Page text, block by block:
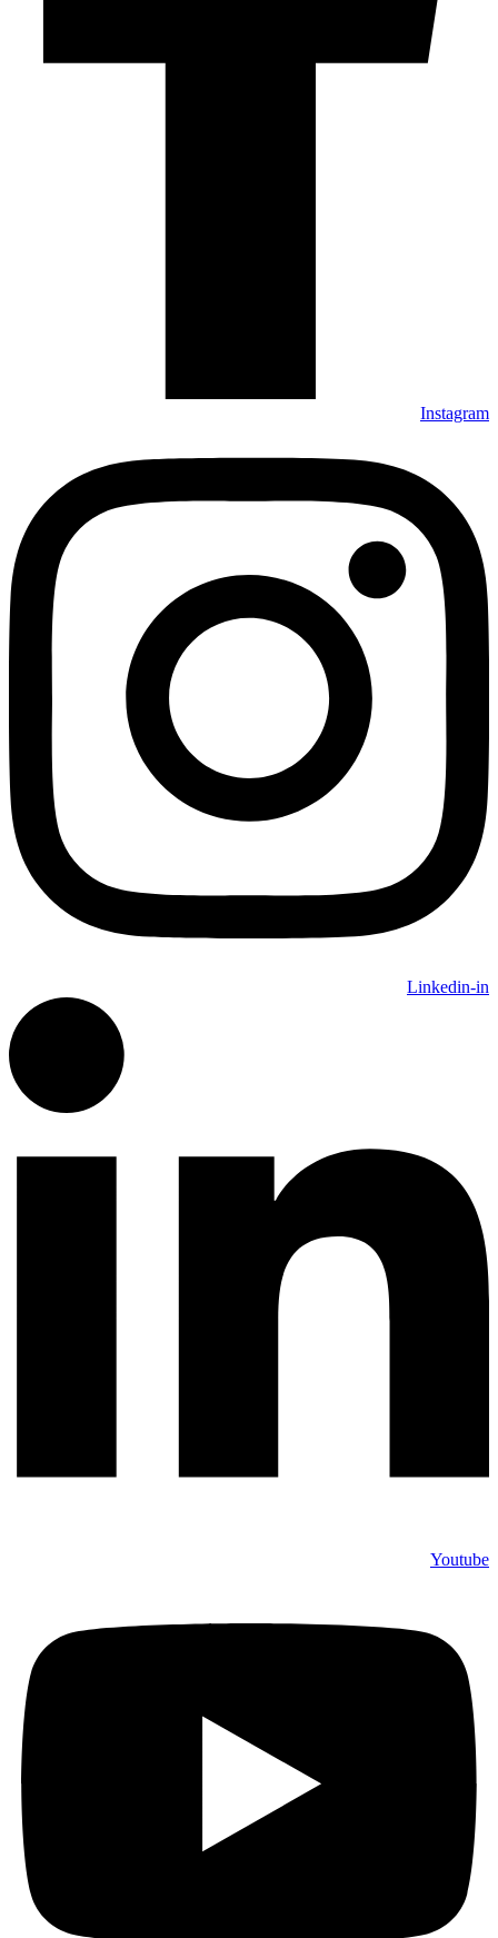
Instagram
Linkedin-in
Youtube